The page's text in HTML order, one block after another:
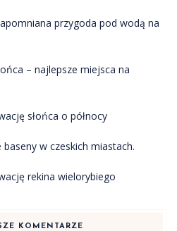
przygoda pod wodą na
– najlepsze miejsca na
słońca o północy
w czeskich miastach.
rekina wielorybiego
KOMENTARZE